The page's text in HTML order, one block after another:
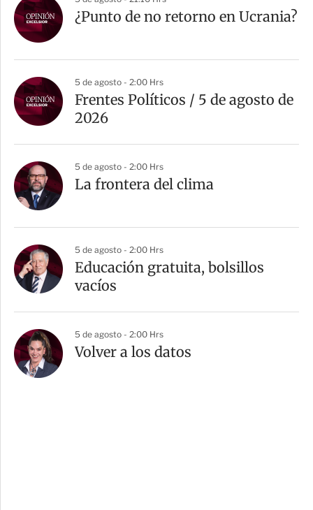
¿Punto de no retorno en Ucrania?
5 de agosto - 2:00 Hrs
Frentes Políticos / 5 de agosto de
2026
5 de agosto - 2:00 Hrs
La frontera del clima
5 de agosto - 2:00 Hrs
Educación gratuita, bolsillos
vacíos
5 de agosto - 2:00 Hrs
Volver a los datos